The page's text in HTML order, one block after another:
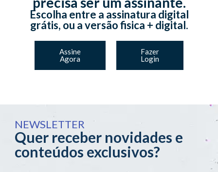
Escolha entre a assinatura digital
grátis, ou a versão fisica + digital.
Assine
Agora
Fazer
Login
NEWSLETTER
Quer receber novidades e
conteúdos exclusivos?